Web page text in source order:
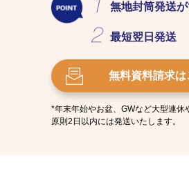
無地封筒発送
最短翌日発送
無料資料請求は
*年末年始やお盆、GWなど大型連休
原則2日以内には発送いたします。